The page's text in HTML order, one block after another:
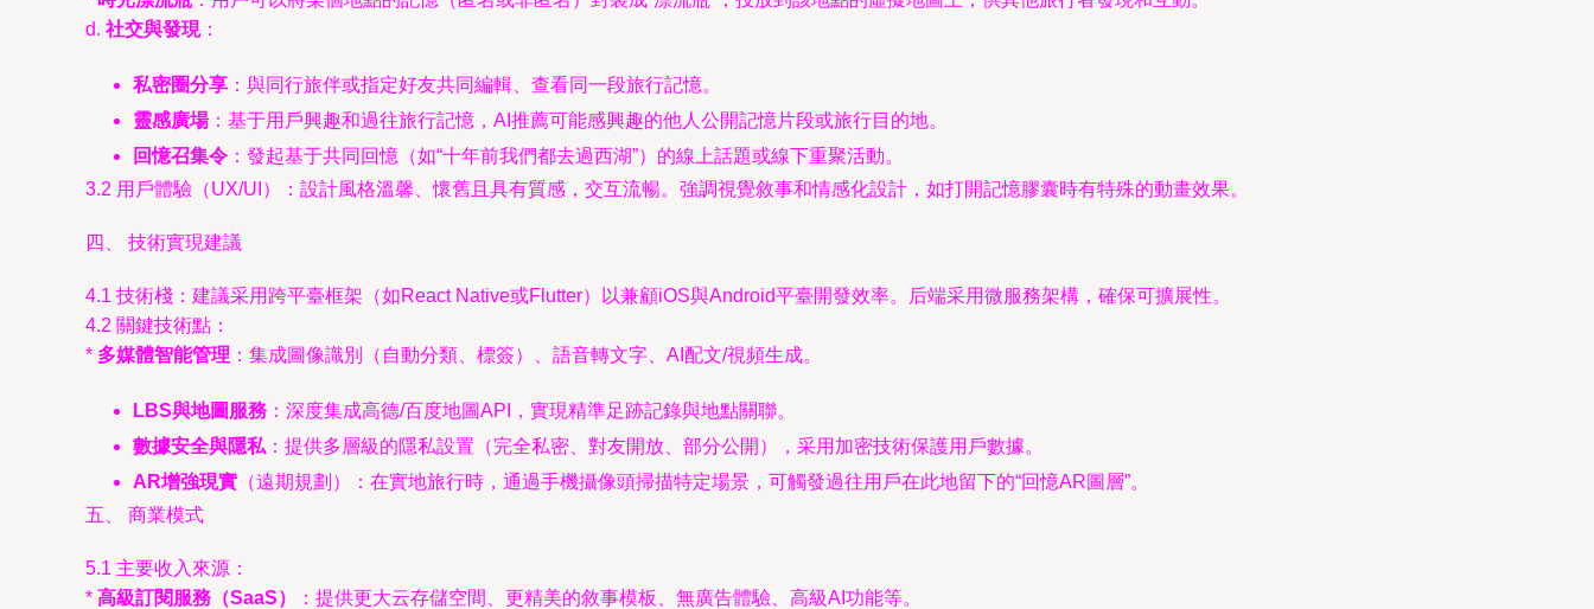
d. 社交與發現：
私密圈分享 ：與同行旅伴或指定好友共同編輯、查看同一段旅行記憶。
靈感廣場：基于用戶興趣和過往旅行記憶，AI推薦可能感興趣的他人公開記憶片段或旅行目的地。
回憶召集令 ：發起基于共同回憶（如“十年前我們都去過西湖”）的線上話題或線下重聚活動。
3.2 用戶體驗（UX/UI）：設計風格溫馨、懷舊且具有質感，交互流暢。強調視覺敘事和情感化設計，如打開記憶膠囊時有特殊的動畫效果。
四、 技術實現建議
4.1 技術棧：建議采用跨平臺框架（如React Native或Flutter）以兼顧iOS與Android平臺開發效率。后端采用微服務架構，確保可擴展性。
4.2 關鍵技術點：
* 多媒體智能管理 ：集成圖像識別（自動分類、標簽）、語音轉文字、AI配文/視頻生成。
LBS與地圖服務 ：深度集成高德/百度地圖API，實現精準足跡記錄與地點關聯。
數據安全與隱私 ：提供多層級的隱私設置（完全私密、對友開放、部分公開），采用加密技術保護用戶數據。
AR增強現實 （遠期規劃）：在實地旅行時，通過手機攝像頭掃描特定場景，可觸發過往用戶在此地留下的“回憶AR圖層”。
五、 商業模式
5.1 主要收入來源：
* 高級訂閱服務（SaaS） ：提供更大云存儲空間、更精美的敘事模板、無廣告體驗、高級AI功能等。